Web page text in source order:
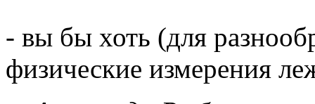
- вы бы хоть (для
физические измерения